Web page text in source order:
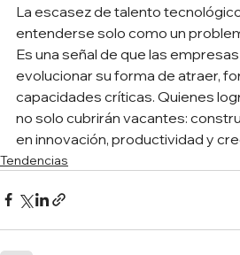
La escasez de talento
entenderse solo como un
Es una señal de que las
evolucionar su forma de atraer,
capacidades críticas. Quienes
no solo cubrirán vacantes:
en innovación, productividad y
Tendencias